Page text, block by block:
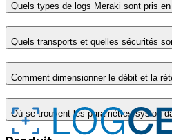
Quels types de logs Meraki sont pris
Quels transports et quelles sécurités
Comment dimensionner le débit et la
Où se trouvent les paramètres syslog